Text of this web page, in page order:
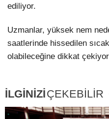
ediliyor.
Uzmanlar, yüksek nem
saatlerinde hissedilen
olabileceğine dikkat
İLGİNİZİÇEKEBİLİR